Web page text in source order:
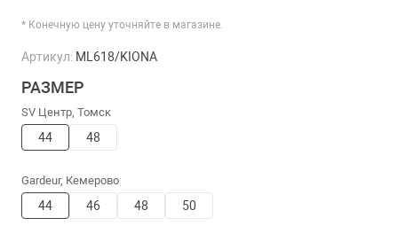
* Конечную цену уточняйте в магазине.
Артикул: ML618/KIONA
РАЗМЕР
SV Центр, Томск
44 48
Gardeur, Кемерово
44 46 48 50